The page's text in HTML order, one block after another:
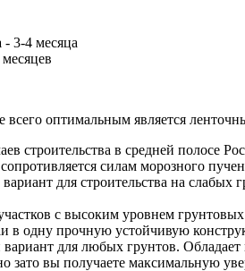
- 3-4 месяца
оптимальным является
строительства в средней полосе
силам морозного
для строительства на
с высоким уровнем
в одну прочную устойчивую
для любых грунтов.
зато вы получаете максимальную